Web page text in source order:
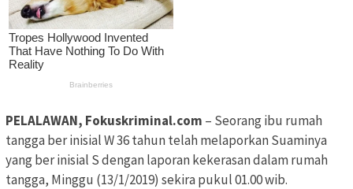
PELALAWAN, Fokuskriminal.com – Seorang ibu rumah
tangga ber inisial W 36 tahun telah melaporkan Suaminya
yang ber inisial S dengan laporan kekerasan dalam rumah
tangga, Minggu (13/1/2019) sekira pukul 01.00 wib.